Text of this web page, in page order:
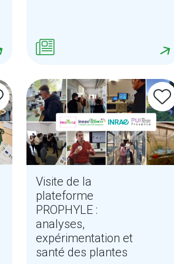
Visite de la
plateforme
PROPHYLE :
analyses,
expérimentation et
santé des plantes